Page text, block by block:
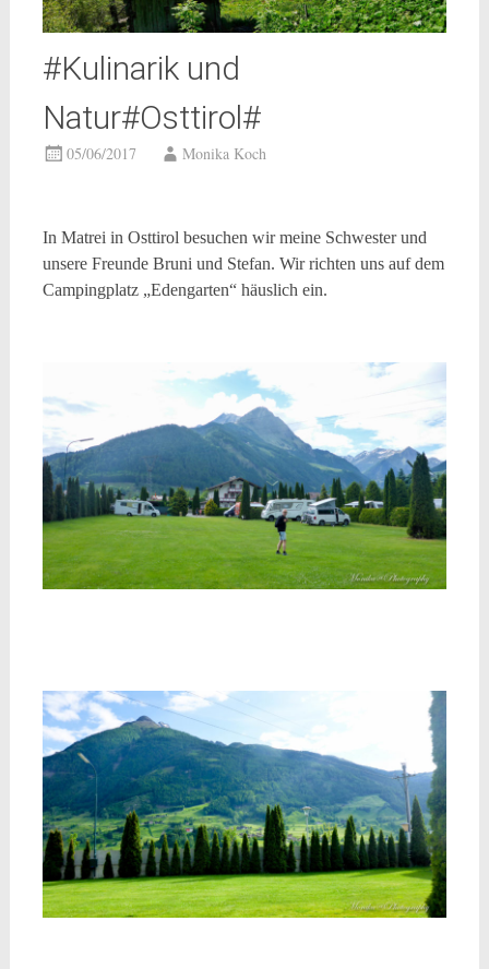
#Kulinarik und
Natur#Osttirol#
05/06/2017 Monika Koch
In Matrei in Osttirol besuchen wir meine Schwester und
unsere Freunde Bruni und Stefan. Wir richten uns auf dem
Campingplatz „Edengarten“ häuslich ein.